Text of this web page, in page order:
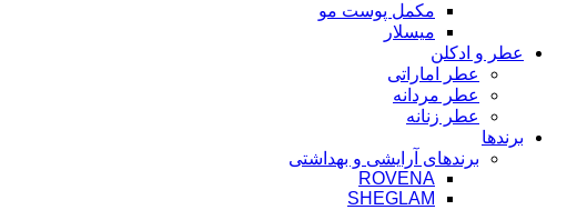
مکمل پوست مو
میسلار
عطر و ادکلن
عطر اماراتی
عطر مردانه
عطر زنانه
برندها
برندهای آرایشی و بهداشتی
ROVENA
SHEGLAM